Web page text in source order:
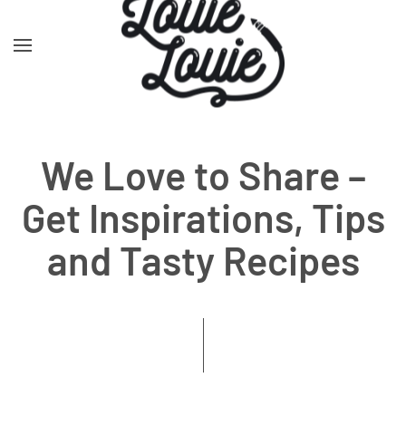
Skip to main content
We Love to Share –
Get Inspirations, Tips
and Tasty Recipes